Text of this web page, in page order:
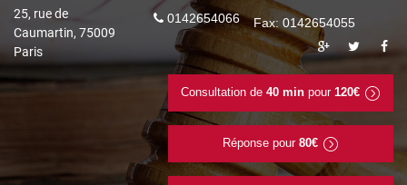
25, rue de
Caumartin, 75009
Paris
0142654066 Fax: 0142654055
Consultation de 40 minpour 120€
Réponse pour 80€